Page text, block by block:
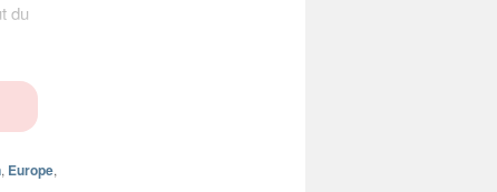
du
, Europe,